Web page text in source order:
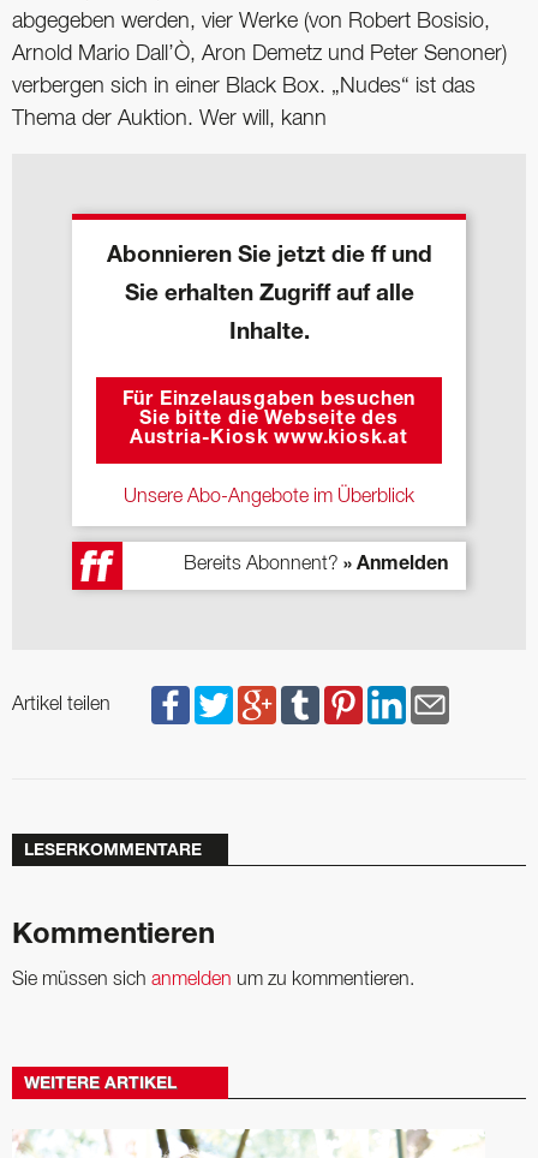
abgegeben werden, vier Werke (von Robert Bosisio,
Arnold Mario Dall’Ò, Aron Demetz und Peter Senoner)
verbergen sich in einer Black Box. „Nudes“ ist das
Thema der Auktion. Wer will, kann
Abonnieren Sie jetzt die ff und
Sie erhalten Zugriff auf alle
Inhalte.
Für Einzelausgaben besuchen
Sie bitte die Webseite des
Austria-Kiosk www.kiosk.at
Unsere Abo-Angebote im Überblick
Bereits Abonnent? » Anmelden
Artikel teilen
LESERKOMMENTARE
Kommentieren
Sie müssen sich anmelden um zu kommentieren.
WEITERE ARTIKEL